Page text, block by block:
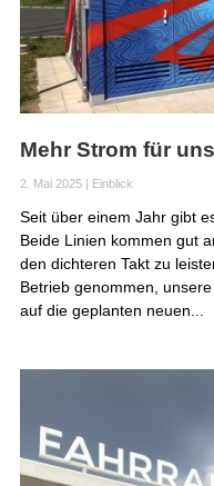
Mehr Strom für
2. Mai 2025| Einblick
Seit über einem Jahr gibt
Beide Linien kommen gut
den dichteren Takt zu
Betrieb genommen,
auf die geplanten neuen...